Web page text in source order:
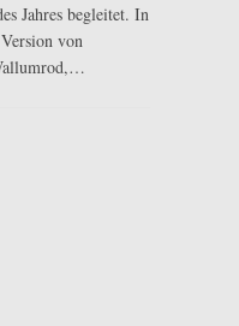
Jahres begleitet. In
von